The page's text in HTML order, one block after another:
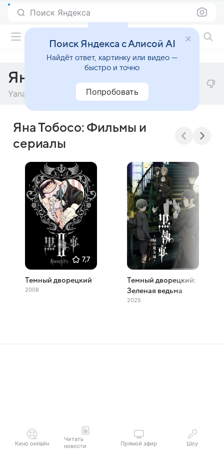
Поиск Яндекса
Яна Тобосо
Yana Toboso
Яна Тобосо: Фильмы и
сериалы
7,7
Темный дворецкий
2008
Темный дворецкий:
Зеленая ведьма
2025
Кино онлайн
Читать
новости
Прямой эфир Шоу
Поиск Яндекса с Алисой AI
Найдёт ответ, картинку или видео —
быстро и точно
Попробовать